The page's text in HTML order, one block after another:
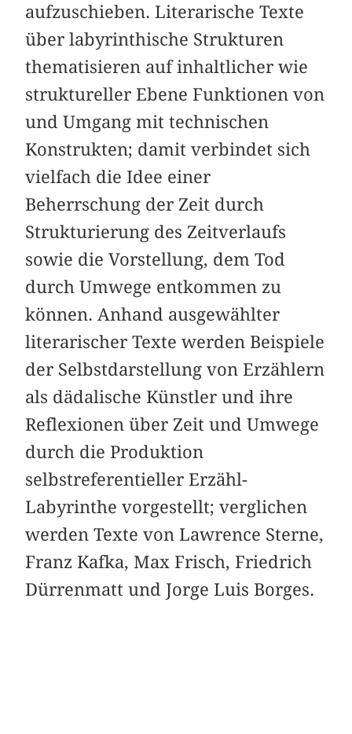
aufzuschieben. Literarische Texte
über labyrinthische Strukturen
thematisieren auf inhaltlicher wie
struktureller Ebene Funktionen von
und Umgang mit technischen
Konstrukten; damit verbindet sich
vielfach die Idee einer
Beherrschung der Zeit durch
Strukturierung des Zeitverlaufs
sowie die Vorstellung, dem Tod
durch Umwege entkommen zu
können. Anhand ausgewählter
literarischer Texte werden Beispiele
der Selbstdarstellung von Erzählern
als dädalische Künstler und ihre
Reflexionen über Zeit und Umwege
durch die Produktion
selbstreferentieller Erzähl-
Labyrinthe vorgestellt; verglichen
werden Texte von Lawrence Sterne,
Franz Kafka, Max Frisch, Friedrich
Dürrenmatt und Jorge Luis Borges.